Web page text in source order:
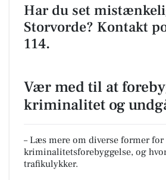
Har du set
Storvorde? Kontakt
114.
Vær med til at
kriminalitet og
– Læs mere om diverse former for
kriminalitetsforebyggelse, og
trafikulykker.